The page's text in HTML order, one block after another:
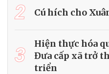
2 Cú hích cho
3
Hiện thực hóa
Đưa cấp xã trở
triển